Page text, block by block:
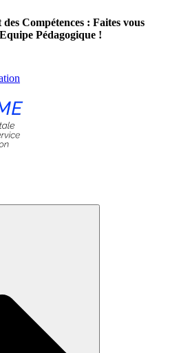
Compétences : Faites vous
Pédagogique !